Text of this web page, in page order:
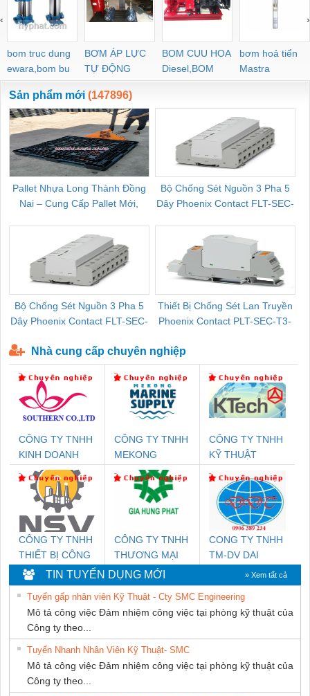
PYJW SL-C PC-C
POC-C PL-C
bom truc dung
ewara,bom bu
ewara
BƠM ÁP LỰC
TỰ ĐỘNG
BOM CUU HOA
Diesel,BOM
CHUA CHAY
bơm hoả tiển
Mastra
‹ ›
Sản phẩm mới (147896)
Pallet Nhựa Long Thành Đồng
Nai – Cung Cấp Pallet Mới,
Bộ Chống Sét Nguồn 3 Pha 5
Dây Phoenix Contact FLT-SEC-
Bộ Chống Sét Nguồn 3 Pha 5
Dây Phoenix Contact FLT-SEC-
Thiết Bị Chống Sét Lan Truyền
Phoenix Contact PLT-SEC-T3-
Nhà cung cấp chuyên nghiệp
CÔNG TY TNHH
KINH DOANH
DỊCH VỤ XNK
PHƯƠNG NAM
CÔNG TY TNHH
MEKONG
MARINE
SUPPLY
CÔNG TY TNHH
KỸ THUẬT
NAM
CÔNG TY TNHH
THIẾT BỊ CÔNG
NGHIỆP NIHON
SETSUBI VIỆT
NAM
CÔNG TY TNHH
THƯƠNG MẠI
DỊCH VỤ KỸ
THUẬT ĐIỆN CƠ
GIA HƯNG
PHÁT
CONG TY TNHH
TM-DV DAI
DONG THANH
TIN TUYỂN DỤNG MỚI » Xem tất cả
Tuyển gấp nhân viên Kỹ Thuật - Cty SMC Engineering
Mô tả công việc Đảm nhiệm công việc tại phòng kỹ thuật của
Công ty theo...
Tuyển Nhanh Nhân Viên Kỹ Thuật- SMC
Mô tả công việc Đảm nhiệm công việc tại phòng kỹ thuật của
Công ty theo...